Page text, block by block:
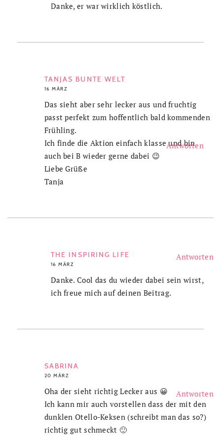
Danke, er war wirklich köstlich.
TANJAS BUNTE WELT
16 MÄRZ
Das sieht aber sehr lecker aus und fruchtig
passt perfekt zum hoffentlich bald kommenden
Frühling.
Ich finde die Aktion einfach klasse und bin
auch bei B wieder gerne dabei 😉
Liebe Grüße
Tanja
THE INSPIRING LIFE
16 MÄRZ
Antworten
Danke. Cool das du wieder dabei sein wirst,
ich freue mich auf deinen Beitrag.
SABRINA
20 MÄRZ
Antworten
Oha der sieht richtig Lecker aus 😀
Ich kann mir auch vorstellen dass der mit den
dunklen Otello-Keksen (schreibt man das so?)
richtig gut schmeckt 🙂
Antworten